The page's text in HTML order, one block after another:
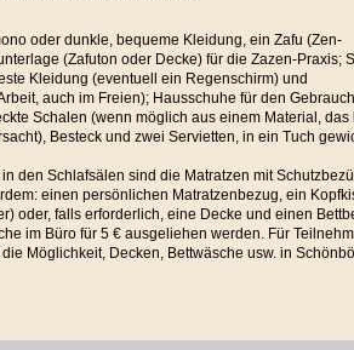
oder dunkle, bequeme Kleidung, ein Zafu (Zen-
(Zafuton oder Decke) für die Zazen-Praxis;
Kleidung (eventuell ein Regenschirm) und
auch im Freien); Hausschuhe für den
Schalen (wenn möglich aus einem Material, das
Besteck und zwei Servietten, in ein Tuch
den Schlafsälen sind die Matratzen mit
einen persönlichen Matratzenbezug, ein
oder, falls erforderlich, eine Decke und einen
im Büro für 5 € ausgeliehen werden. Für
Möglichkeit, Decken, Bettwäsche usw. in